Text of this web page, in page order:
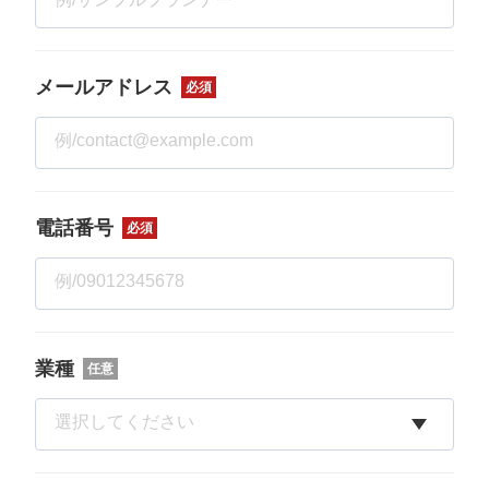
メールアドレス 必須
電話番号 必須
業種 任意